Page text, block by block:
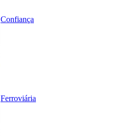
Confiança
Ferroviária